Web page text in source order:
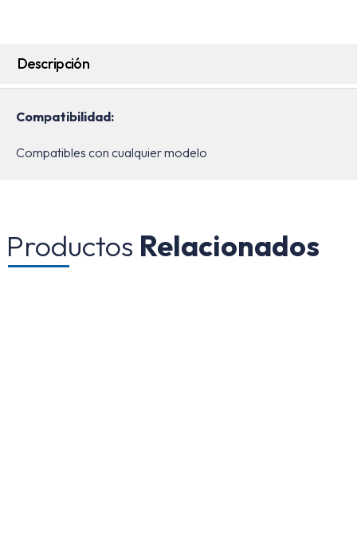
Descripción
Compatibilidad:
Compatibles con cualquier modelo
Productos Relacionados